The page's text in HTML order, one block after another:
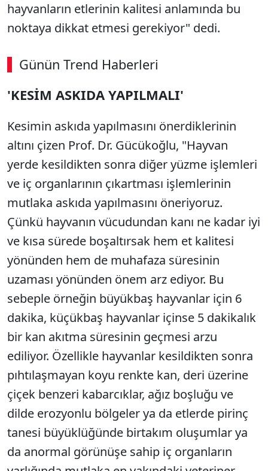
hayvanların etlerinin kalitesi anlamında bu
noktaya dikkat etmesi gerekiyor" dedi.
Günün Trend Haberleri
00:02 / 08:15
'KESİM ASKIDA YAPILMALI'
Kesimin askıda yapılmasını önerdiklerinin
altını çizen Prof. Dr. Gücükoğlu, "Hayvan
yerde kesildikten sonra diğer yüzme işlemleri
ve iç organlarının çıkartması işlemlerinin
mutlaka askıda yapılmasını öneriyoruz.
Çünkü hayvanın vücudundan kanı ne kadar iyi
ve kısa sürede boşaltırsak hem et kalitesi
yönünden hem de muhafaza süresinin
uzaması yönünden önem arz ediyor. Bu
sebeple örneğin büyükbaş hayvanlar için 6
dakika, küçükbaş hayvanlar içinse 5 dakikalık
bir kan akıtma süresinin geçmesi arzu
ediliyor. Özellikle hayvanlar kesildikten sonra
pıhtılaşmayan koyu renkte kan, deri üzerine
çiçek benzeri kabarcıklar, ağız boşluğu ve
dilde erozyonlu bölgeler ya da etlerde pirinç
tanesi büyüklüğünde birtakım oluşumlar ya
da anormal görünüşe sahip iç organların